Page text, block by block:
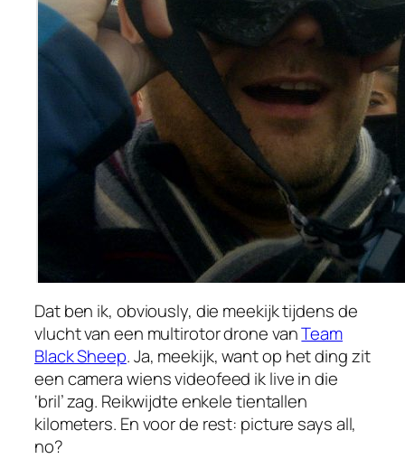
Dat ben ik, obviously, die meekijk tijdens de
vlucht van een multirotor drone vanTeam
Black Sheep. Ja, meekijk, want op het ding zit
een camera wiens videofeed ik live in die
‘bril’ zag. Reikwijdte enkele tientallen
kilometers. En voor de rest: picture says all,
no?